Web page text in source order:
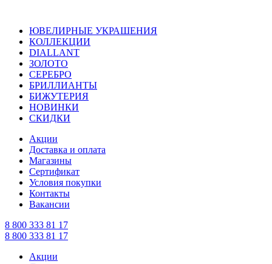
ЮВЕЛИРНЫЕ УКРАШЕНИЯ
КОЛЛЕКЦИИ
DIALLANT
ЗОЛОТО
СЕРЕБРО
БРИЛЛИАНТЫ
БИЖУТЕРИЯ
НОВИНКИ
СКИДКИ
Акции
Доставка и оплата
Магазины
Сертификат
Условия покупки
Контакты
Вакансии
8 800 333 81 17
8 800 333 81 17
Акции